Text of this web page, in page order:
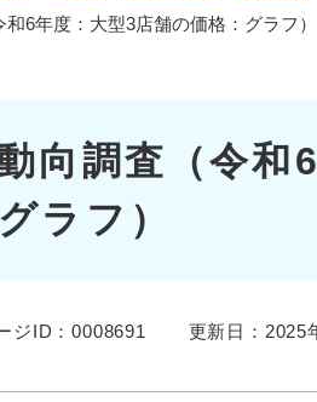
6年度：大型3店舗の価格：グラフ）
向調査（令和
ラフ）
ジID：0008691 更新日：2025